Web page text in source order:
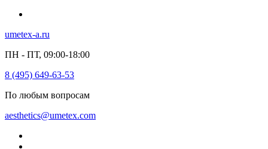
umetex-a.ru
ПН - ПТ, 09:00-18:00
8 (495) 649-63-53
По любым вопросам
aesthetics@umetex.com